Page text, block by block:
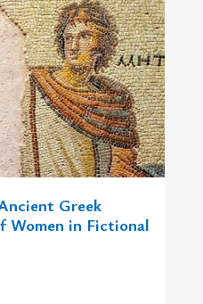
Greek
Women in Fictional